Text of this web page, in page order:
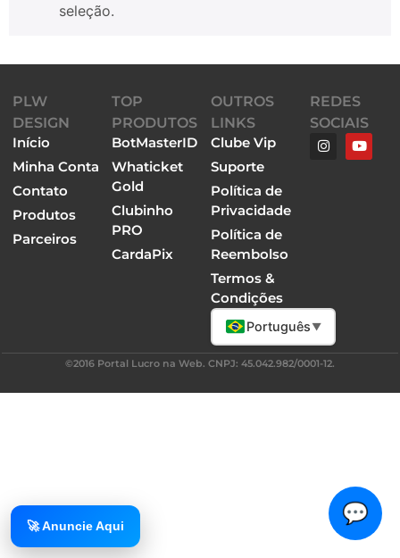
seleção.
PLW
DESIGN
Início
Minha Conta
Contato
Produtos
Parceiros
TOP
PRODUTOS
BotMasterID
Whaticket
Gold
Clubinho
PRO
CardaPix
💬
OUTROS
LINKS
Clube Vip
Suporte
Política de
Privacidade
Política de
Reembolso
Termos &
Condições
Português ▼
REDES
SOCIAIS
©2016 Portal Lucro na Web. CNPJ: 45.042.982/0001-12.
🚀 Anuncie Aqui